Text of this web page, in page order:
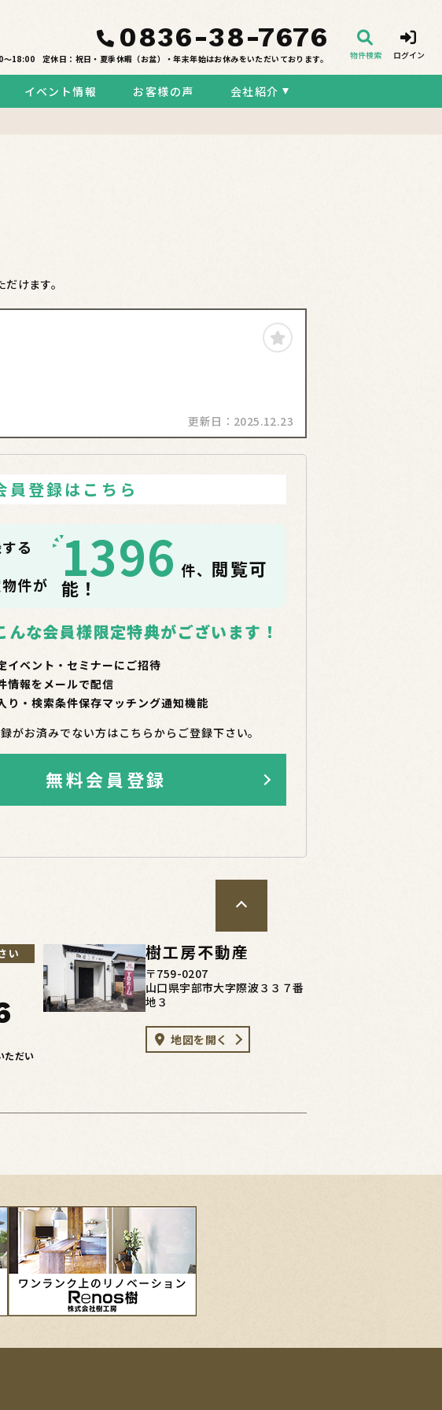
0836-38-7676
〜18:00 定休日：祝日・夏季休暇（お盆）・年末年始はお休みをいただいております。 物件検索 ログイン
イベント情報 お客様の声 会社紹介
けます。
更新日： 2025.12.23
員登録はこちら
る
件が
1396 件、 閲覧可
能！
んな会員様限定特典がございます！
イベント・セミナーにご招待
情報をメールで配信
り・検索条件保存マッチング通知機能
がお済みでない方はこちらからご登録下さい。
無料会員登録
い
ただい
樹工房不動産
〒759-0207
山口県宇部市大字際波３３７番
地３
地図を開く